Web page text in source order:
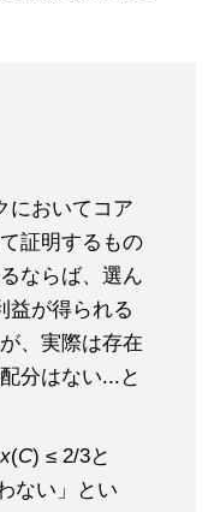
においてコア
証明するもの
ならば、選ん
益が得られる
、実際は存在
分はない...と
x(C) ≤ 2/3と
ない」とい